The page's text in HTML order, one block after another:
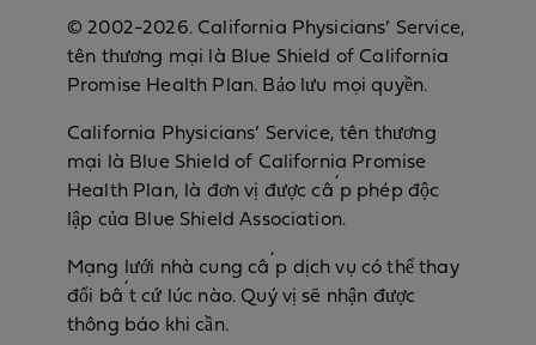
© 2002-2026. California Physicians’ Service,
tên thương mại là Blue Shield of California
Promise Health Plan. Bảo lưu mọi quyền.
California Physicians’ Service, tên thương
mại là Blue Shield of California Promise
Health Plan, là đơn vị được cấp phép độc
lập của Blue Shield Association.
Mạng lưới nhà cung cấp dịch vụ có thể thay
đổi bất cứ lúc nào. Quý vị sẽ nhận được
thông báo khi cần.